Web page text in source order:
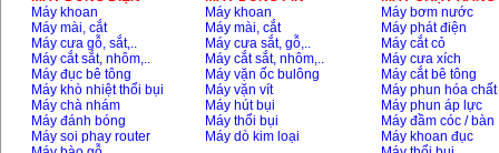
Giá: 6000000
Máy mài 2 đá Hồng
ký MB1/2HP (0.5HP)
Giá:2250000 VND
Máy khoan
Máy mài, cắt
Máy cưa gỗ, sắt,..
Máy cắt sắt, nhôm,..
Máy đục bê tông
Máy khò nhiệt thổi bụi
Máy chà nhám
Máy đánh bóng
Máy soi phay router
Máy khoan
Máy mài, cắt
Máy cưa sắt, gỗ,..
Máy cắt sắt, nhôm,..
Máy vặn ốc bulông
Máy vặn vít
Máy hút bụi
Máy thổi bụi
Máy dò kim loại
Máy bơm nước
Máy phát điện
Máy cắt cỏ
Máy cưa xích
Máy cắt bê tông
Máy phun hóa chất
Máy phun áp lực
Máy đầm cóc / bàn
Máy khoan đục